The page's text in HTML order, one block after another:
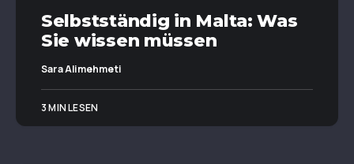
Selbstständig in Malta: Was
Sie wissen müssen
Sara Alimehmeti
3 MIN LESEN